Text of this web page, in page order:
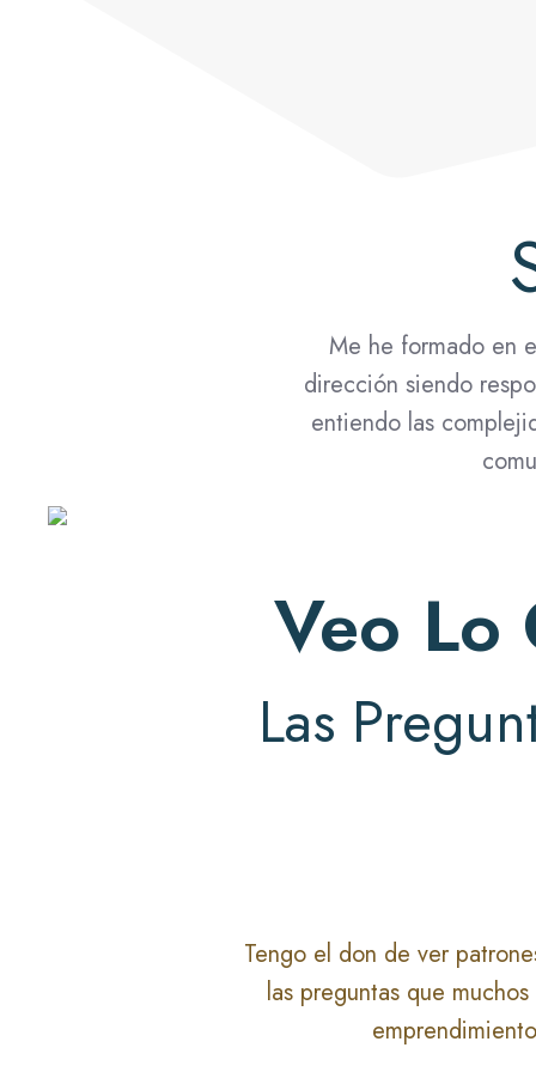
Me he formado en
dirección siendo
entiendo las
Veo
Las
Tengo el don de ver
las preguntas que